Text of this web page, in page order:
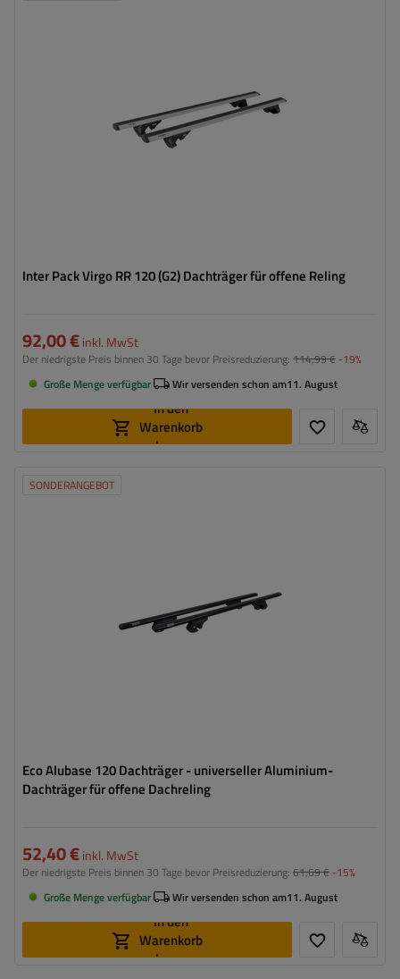
Inter Pack Virgo RR 120 (G2) Dachträger für offene Reling
92,00 €inkl. MwSt
Der niedrigste Preis binnen 30 Tage bevor Preisreduzierung: 114,99 € -19%
Große Menge verfügbar
Wir versenden schon am11. August
In den
Warenkorb
legen
SONDERANGEBOT
Eco Alubase 120 Dachträger - universeller Aluminium-
Dachträger für offene Dachreling
52,40 €inkl. MwSt
Der niedrigste Preis binnen 30 Tage bevor Preisreduzierung: 61,69 € -15%
Große Menge verfügbar
Wir versenden schon am11. August
In den
Warenkorb
legen